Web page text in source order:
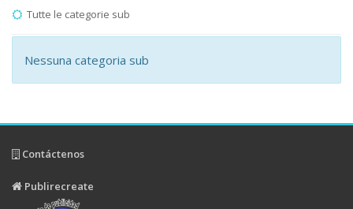
Tutte le categorie sub
Nessuna categoria sub
Contáctenos
Publirecreate